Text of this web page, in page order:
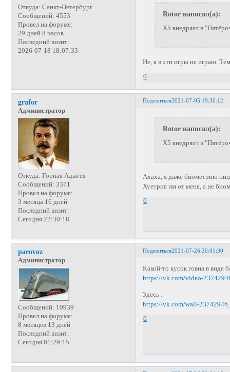
Откуда: Санкт-Петербург
Сообщений: 4553
Провел на форуме:
29 дней 8 часов
Последний визит:
2026-07-18 18:07:33
Rotor написал(а):
Х5 внедряет в
Не, я в эти игры не играю.
0
Поделиться2021-07-05 19:30:12
grafor
Администратор
Откуда: Горная Адыгея
Сообщений: 3371
Провел на форуме:
3 месяца 16 дней
Последний визит:
Сегодня 22:30:18
Rotor написал(а):
Х5 внедряет в
Ахаха, я даже биометрию
Хуетрия им от меня, а не
0
Поделиться2021-07-26 20:01:30
parovoz
Администратор
Сообщений: 10939
Провел на форуме:
8 месяцев 13 дней
Последний визит:
Сегодня 01:29:15
Какой-то кусок говна в виде
https://vk.com/video-
Здесь :
https://vk.com/wall-
0